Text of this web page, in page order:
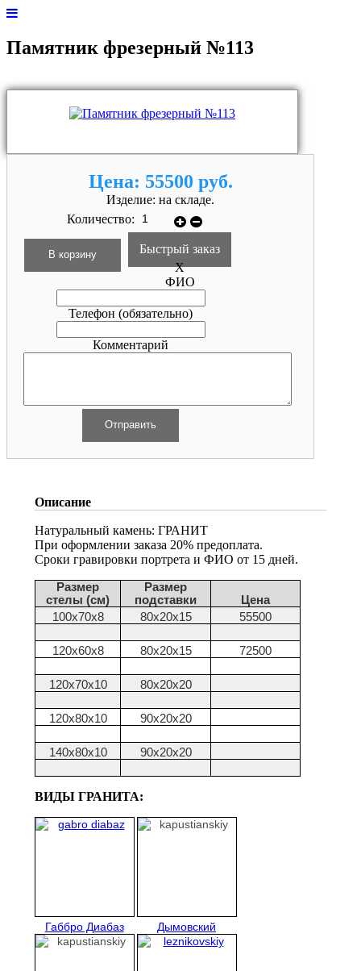
Памятник фрезерный №113
Цена: 55500 руб.
Изделие: на складе.
Количество:
Быстрый заказ
X
ФИО
Телефон (обязательно)
Комментарий
Описание
Натуральный камень: ГРАНИТ
При оформлении заказа 20% предоплата.
Сроки гравировки портрета и ФИО от 15 дней.
Размер
стелы (см)
Размер
подставки
Цена
100х70х8
80х20х15 55500
120х60х8 80х20х15 72500
120х70х10 80х20х20
120х80х10 90х20х20
140х80х10 90х20х20
ВИДЫ ГРАНИТА:
Габбро Диабаз Дымовский